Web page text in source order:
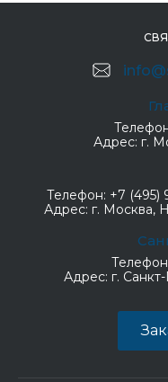
Адрес: г.
Телефон: +7 (495)
Адрес: г. Москва,
Адрес: г.